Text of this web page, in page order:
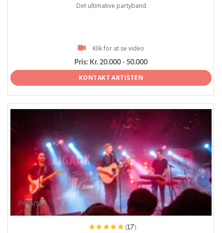
Det ultimative partyband
Klik for at se video
Pris: Kr. 20.000 - 50.000
KONTAKT ARTISTEN
ProArtist
(17)